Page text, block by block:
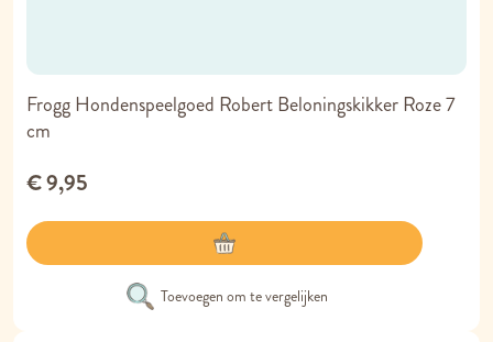
Frogg Hondenspeelgoed Robert Beloningskikker Roze 7
cm
€ 9,95
Toevoegen om te vergelijken